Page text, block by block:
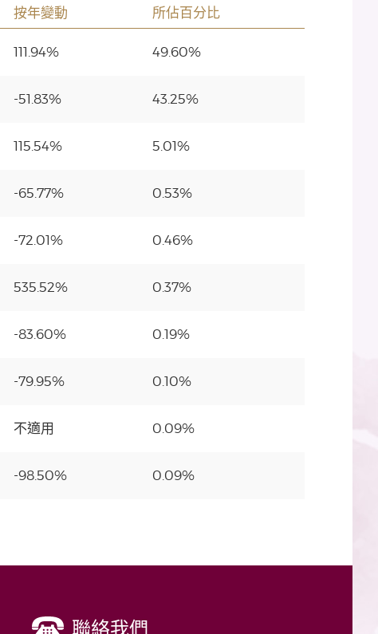
按年變動 所佔百分比
111.94% 49.60%
-51.83% 43.25%
115.54% 5.01%
-65.77% 0.53%
-72.01% 0.46%
535.52% 0.37%
-83.60% 0.19%
-79.95% 0.10%
不適用 0.09%
-98.50% 0.09%
聯絡我們